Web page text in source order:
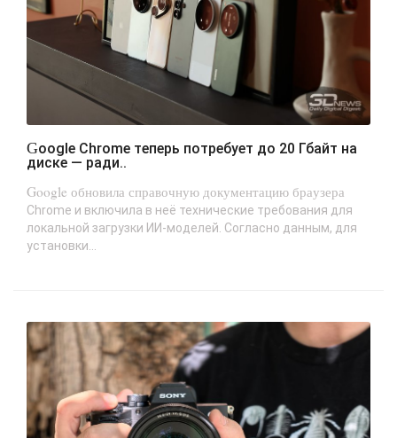
Google Chrome теперь потребует до 20 Гбайт на
диске — ради..
Google обновила справочную документацию браузера
Chrome и включила в неё технические требования для
локальной загрузки ИИ-моделей. Согласно данным, для
установки...